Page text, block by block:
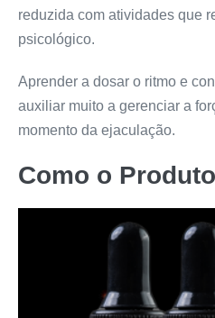
reduzida com atividades que
psicológico.
Aprender a dosar o ritmo e
auxiliar muito a gerenciar a
momento da ejaculação.
Como o